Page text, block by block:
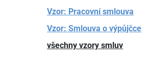
Vzor: Pracovní smlouva
Vzor: Smlouva o výpůjčce
všechny vzory smluv